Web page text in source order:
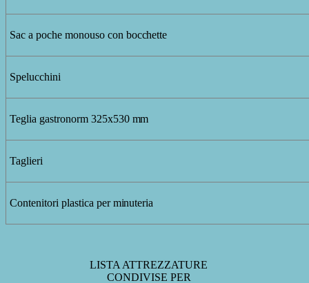
Sac a poche monouso conbocchette
Spelucchini
Teglia gastronorm 325x530 mm
Taglieri
Contenitori plastica perminuteria
LISTA ATTREZZATURE
CONDIVISE PER